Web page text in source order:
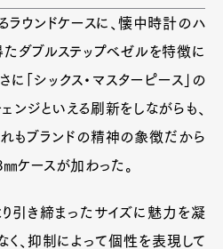
ラウンドケースに、懐中時計のハ
ダブルステップベゼルを特徴に
「シックス・マスターピース」の
ンジといえる刷新をしながらも、
もブランドの精神の象徴だから
ケースが加わった。
引き締まったサイズに魅力を凝
く、抑制によって個性を表現して